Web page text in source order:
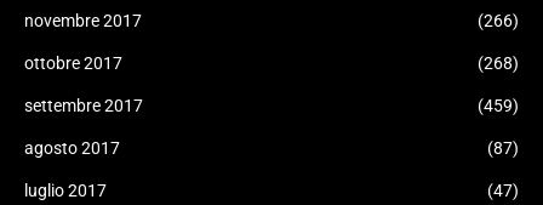
novembre 2017 (266)
ottobre 2017 (268)
settembre 2017 (459)
agosto 2017 (87)
luglio 2017 (47)